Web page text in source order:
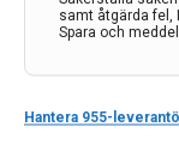
samt åtgärda fel,
Spara och
Hantera 955-